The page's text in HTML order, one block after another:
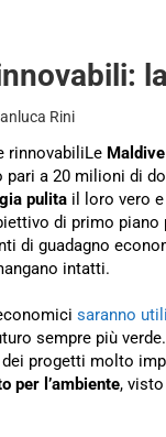
Rini
Le Maldive
pari a 20 milioni di
pulita il loro vero
di primo
di guadagno
intatti.
saranno
sempre più
progetti molto
per l’ambiente,